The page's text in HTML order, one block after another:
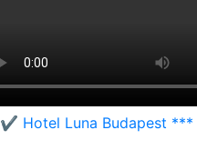
✔️ Hotel Luna Budapest ***